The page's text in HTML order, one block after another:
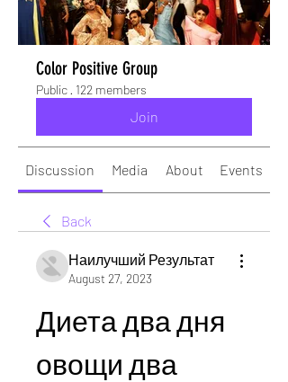
Color Positive Group
Public · 122 members
Join
Discussion Media About Events
Back
Наилучший Результат
August 27, 2023
Диета два дня
овощи два